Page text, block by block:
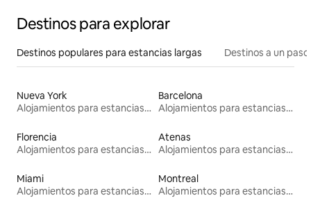
Destinos para explorar
Destinos populares para estancias largas Destinos a un
Nueva York
Alojamientos para estancias largas
Barcelona
Alojamientos para estancias largas
Florencia
Alojamientos para estancias largas
Atenas
Alojamientos para estancias largas
Miami
Alojamientos para estancias largas
Montreal
Alojamientos para estancias largas